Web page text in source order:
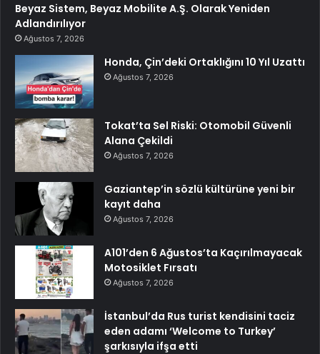
Beyaz Sistem, Beyaz Mobilite A.Ş. Olarak Yeniden
Adlandırılıyor
Ağustos 7, 2026
Honda, Çin’deki Ortaklığını 10 Yıl Uzattı
Ağustos 7, 2026
Tokat’ta Sel Riski: Otomobil Güvenli
Alana Çekildi
Ağustos 7, 2026
Gaziantep’in sözlü kültürüne yeni bir
kayıt daha
Ağustos 7, 2026
A101’den 6 Ağustos’ta Kaçırılmayacak
Motosiklet Fırsatı
Ağustos 7, 2026
İstanbul’da Rus turist kendisini taciz
eden adamı ‘Welcome to Turkey’
şarkısıyla ifşa etti